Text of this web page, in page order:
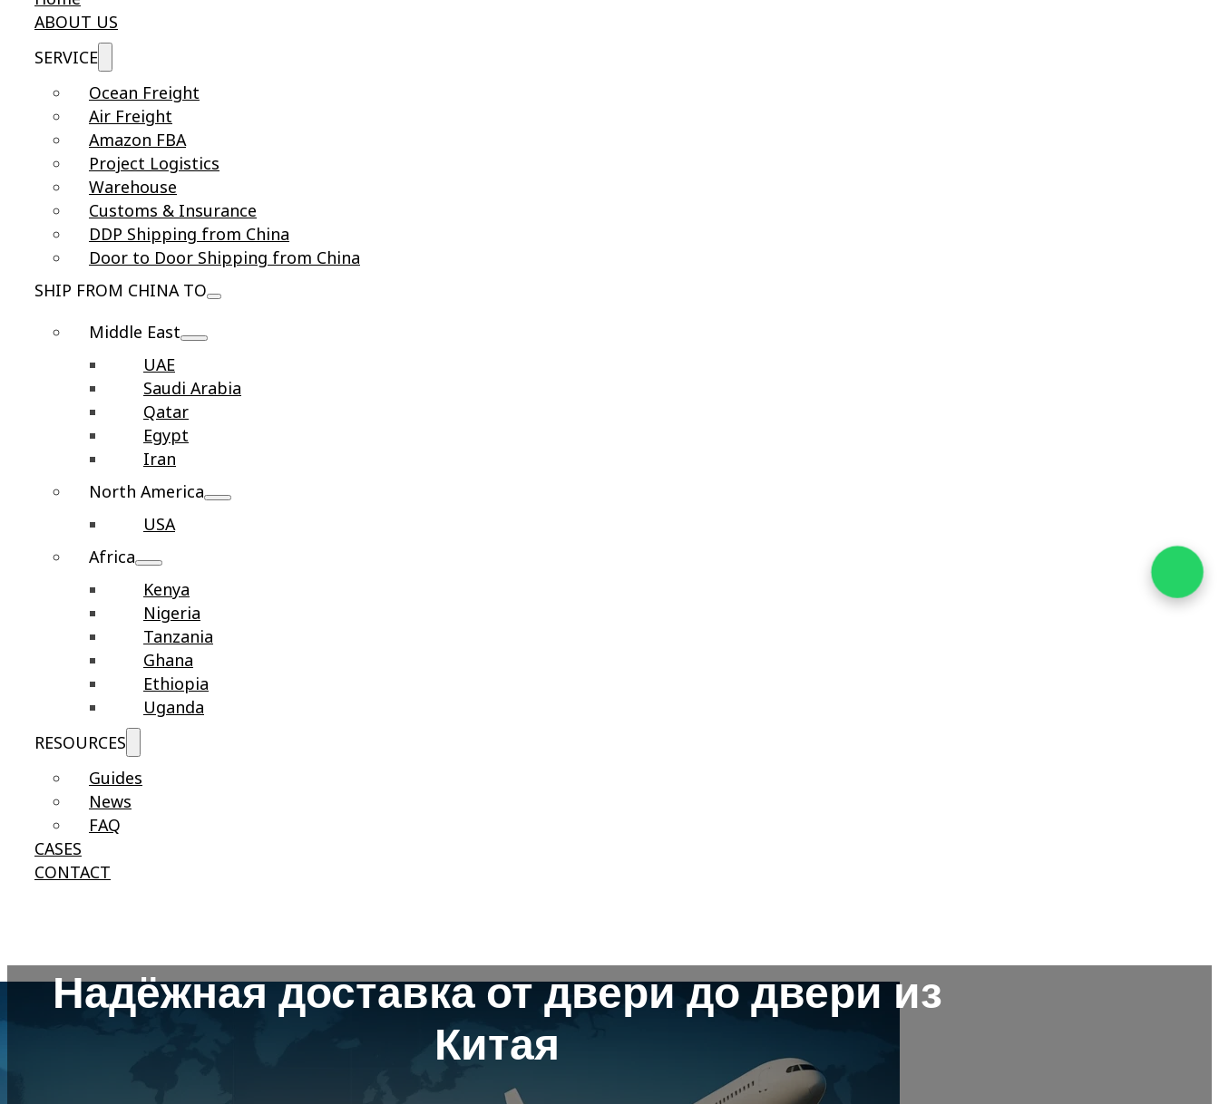
ABOUT US
SERVICE
Ocean Freight
Air Freight
Amazon FBA
Project Logistics
Warehouse
Customs & Insurance
DDP Shipping from China
Door to Door Shipping from China
SHIP FROM CHINA TO
Middle East
UAE
Saudi Arabia
Qatar
Egypt
Iran
North America
USA
Africa
Kenya
Nigeria
Tanzania
Ghana
Ethiopia
Uganda
RESOURCES
Guides
News
FAQ
CASES
CONTACT
Надёжная доставка от двери до двери из
Китая